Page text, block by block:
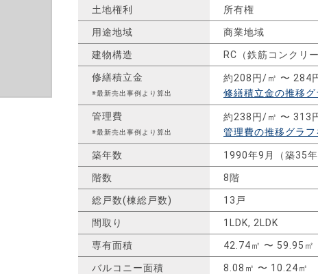
土地権利 所有権
用途地域 商業地域
建物構造 RC（鉄筋コンクリ
修繕積立金
※最新売出事例より算出
約208円/㎡ 〜 284
修繕積立金の推移
管理費
※最新売出事例より算出
約238円/㎡ 〜 313
管理費の推移グラ
築年数 1990年9月（築35
階数 8階
総戸数(棟総戸数) 13戸
間取り 1LDK, 2LDK
専有面積 42.74㎡ 〜 59.95㎡
バルコニー面積 8.08㎡ 〜 10.24㎡